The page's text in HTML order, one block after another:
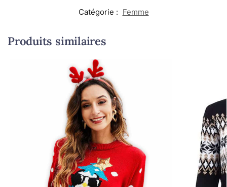
Catégorie : Femme
Produits similaires